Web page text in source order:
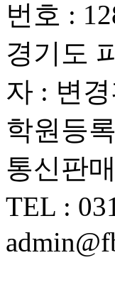
번호 :
경기도
자 : 변
학원등
통신판
TEL :